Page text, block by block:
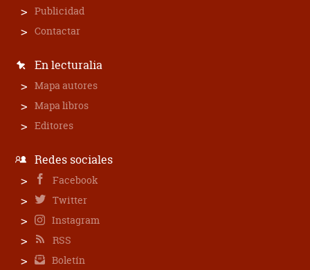
Publicidad
Contactar
En lecturalia
Mapa autores
Mapa libros
Editores
Redes sociales
Facebook
Twitter
Instagram
RSS
Boletín